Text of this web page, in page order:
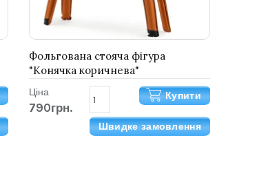
Фольгована стояча фігура
"Конячка коричнева"
Ціна
790грн.
Купити
Швидке замовлення